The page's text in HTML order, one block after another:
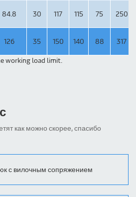
84.8 30 117 115 75 250
126 35 150 140 88
317
working load limit.
как можно скорее, спасибо